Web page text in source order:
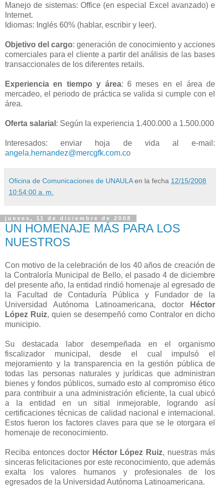
Manejo de sistemas: Office (en especial Excel avanzado) e
Internet.
Idiomas: Inglés 60% (hablar, escribir y leer).
Objetivo del cargo: generación de conocimiento y acciones
comerciales para el cliente a partir del análisis de las bases
transaccionales de los diferentes retails.
Experiencia en tiempo y área: 6 meses en el área de
mercadeo, el periodo de práctica se valida si cumple con el
área.
Oferta salarial : Según la experiencia 1.400.000 a 1.500.000
Interesados: enviar hoja de vida al e-mail:
angela.hernandez@mercgfk.com.co
Oficina de Comunicaciones de UNAULA en la fecha 12/15/2008
10:54:00 a. m.
jueves, 11 de diciembre de 2008
UN HOMENAJE MÁS PARA LOS
NUESTROS
Con motivo de la celebración de los 40 años de creación de
la Contraloría Municipal de Bello, el pasado 4 de diciembre
del presente año, la entidad rindió homenaje al egresado de
la Facultad de Contaduría Pública y Fundador de la
Universidad Autónoma Latinoamericana, doctor
Héctor
López Ruiz, quien se desempeñó como Contralor en dicho
municipio.
Su destacada labor desempeñada en el organismo
fiscalizador municipal, desde el cual impulsó el
mejoramiento y la transparencia en la gestión pública de
todas las personas naturales y jurídicas que administran
bienes y fondos públicos, sumado esto al compromiso ético
para contribuir a una administración eficiente, la cual ubicó
a la entidad en un sitial inmejorable, logrando así
certificaciones técnicas de calidad nacional e internacional.
Estos fueron los factores claves para que se le otorgara el
homenaje de reconocimiento.
Reciba entonces doctor Héctor López Ruiz, nuestras más
sinceras felicitaciones por este reconocimiento, que además
exalta los valores humanos y profesionales de los
egresados de la Universidad Autónoma Latinoamericana.